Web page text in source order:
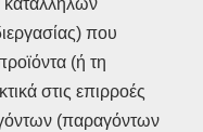
κατάλληλων
που
(ή τη
στις επιρροές
(παραγόντων